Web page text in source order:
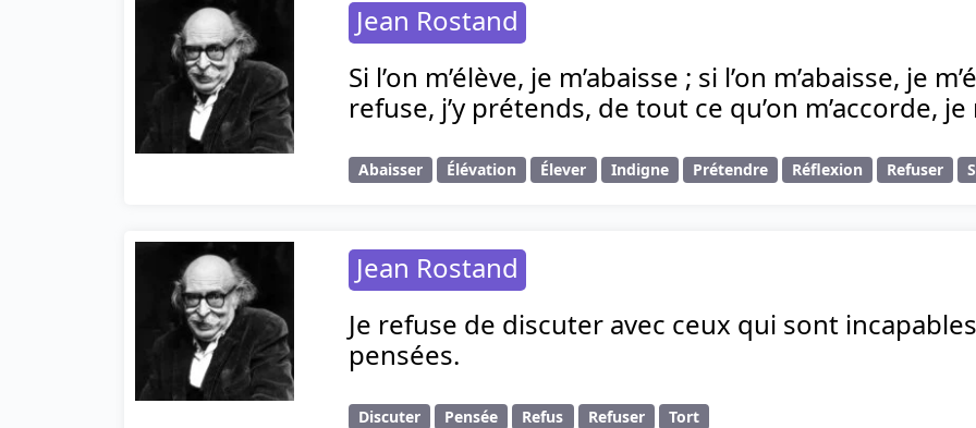
Jean Rostand
Si l’on m’élève, je m’abaisse ; si l’on m’abaisse, je
refuse, j’y prétends, de tout ce qu’on m’accorde,
Abaisser Élévation Élever Indigne Prétendre Réflexion Refuser
Jean Rostand
Je refuse de discuter avec ceux qui sont
pensées.
Discuter Pensée Refus Refuser Tort